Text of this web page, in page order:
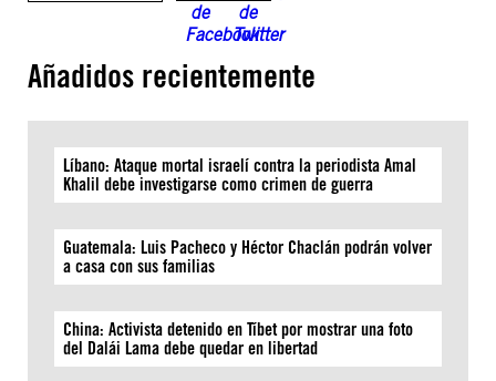
Añadidos recientemente
Líbano: Ataque mortal israelí contra la periodista Amal
Khalil debe investigarse como crimen de guerra
Guatemala: Luis Pacheco y Héctor Chaclán podrán volver
a casa con sus familias
China: Activista detenido en Tíbet por mostrar una foto
del Dalái Lama debe quedar en libertad